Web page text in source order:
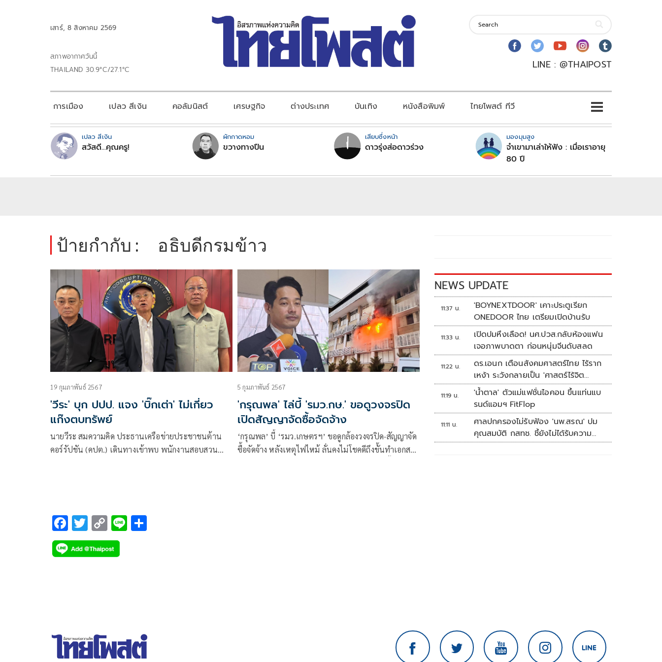
เสาร์, 8 สิงหาคม 2569
สภาพอากาศวันนี้
THAILAND 30.9°C/27.1°C
LINE : @THAIPOST
การเมือง เปลว สีเงิน คอลัมนิสต์ เศรษฐกิจ ต่างประเทศ บันเทิง หนังสือพิมพ์ ไทยโพสต์ ทีวี
เปลว สีเงิน
สวัสดี...คุณครู!
ผักกาดหอม
ขวางทางปืน
เสียบซึ่งหน้า
ดาวรุ่งส่อดาวร่วง
มองมุมสูง
จำเขามาเล่าให้ฟัง : เมื่อเราอายุ
80 ปี
ป้ายกำกับ : อธิบดีกรมข้าว
19 กุมภาพันธ์ 2567
'วีระ' บุก ปปป. แจง 'บิ๊กเต่า' ไม่เกี่ยว
แก๊งตบทรัพย์
นายวีระ สมความคิด ประธานเครือข่ายประชาชนต้าน
คอร์รัปชัน (คปต.) เดินทางเข้าพบ พนักงานสอบสวน
5 กุมภาพันธ์ 2567
'กรุณพล' ไล่บี้ 'รมว.กษ.' ขอดูวงจรปิด
เปิดสัญญาจัดซื้อจัดจ้าง
‘กรุณพล’ บี้ ‘รมว.เกษตรฯ’ ขอดูกล้องวงจรปิด-สัญญาจัด
ซื้อจัดจ้าง หลังเหตุไฟไหม้ ลั่นคงไม่โชคดีถึงขั้นทำเอกสาร
F
ac
e
T
wi
tt
C
o
p
Li
NEWS UPDATE
11:37 น.
'BOYNEXTDOOR' เคาะประตูเรียก
ONEDOOR ไทย เตรียมเปิดบ้านรับ
11:33 น.
เปิดปมหึงเลือด! นศ.ปวส.กลับห้องแฟน
เจอภาพบาดตา ก่อนหนุ่มจีนดับสลด
11:22 น.
ดร.เอนก เตือนสังคมศาสตร์ไทย ไร้ราก
เหง้า ระวังกลายเป็น 'ศาสตร์ไร้จิต
วิญญาณ'
11:19 น.
'น้ำตาล' ตัวแม่แฟชั่นไอคอน ขึ้นแท่นแบ
รนด์แอมฯ FitFlop
11:11 น.
ศาลปกครองไม่รับฟ้อง 'นพ.สรณ' ปม
คุณสมบัติ กสทช. ชี้ยังไม่ได้รับความ
เดือดร้อนเสียหาย